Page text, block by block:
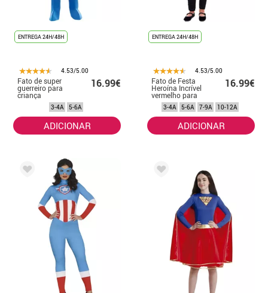
ENTREGA 24H/48H
4.53/5.00
Fato de super
guerreiro para
criança
16.99€
3-4A 5-6A
ADICIONAR
ENTREGA 24H/48H
4.53/5.00
Fato de Festa
Heroína Incrível
vermelho para
menina
16.99€
3-4A 5-6A 7-9A 10-12A
ADICIONAR